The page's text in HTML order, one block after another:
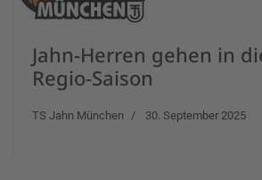
Jahn-Herren gehen in
Regio-Saison
TS Jahn München 30. September 2025